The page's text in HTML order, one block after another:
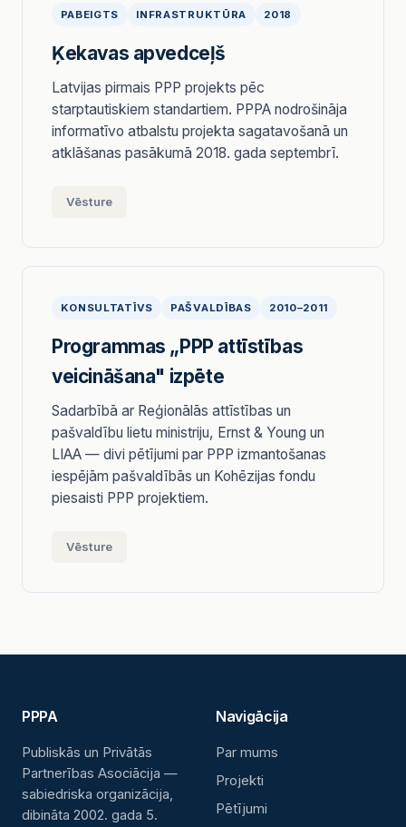
PABEIGTS INFRASTRUKTŪRA 2018
Ķekavas apvedceļš
Latvijas pirmais PPP projekts pēc
starptautiskiem standartiem. PPPA nodrošināja
informatīvo atbalstu projekta sagatavošanā un
atklāšanas pasākumā 2018. gada septembrī.
Vēsture
KONSULTATĪVS PAŠVALDĪBAS 2010–2011
Programmas „PPP attīstības
veicināšana" izpēte
Sadarbībā ar Reģionālās attīstības un
pašvaldību lietu ministriju, Ernst & Young un
LIAA — divi pētījumi par PPP izmantošanas
iespējām pašvaldībās un Kohēzijas fondu
piesaisti PPP projektiem.
Vēsture
PPPA
Publiskās un Privātās
Partnerības Asociācija —
sabiedriska organizācija,
dibināta 2002. gada 5.
Navigācija
Par mums
Projekti
Pētījumi